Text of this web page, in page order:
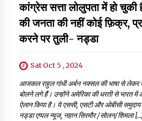
कांग्रेस सत्ता लोलुपता में हो चुकी
की जनता की नहीं कोई फ़िक्र,
करने पर तुली- नड्डा
Sat Oct 5 , 2024
आजकल राहुल गांधी अर्बन नक्सल की भाषा से लेकर
बोलने लगे हैं। उन्होंने अमेरिका की धरती से भारत
ऐलान किया है। ये एससी, एसटी और ओबीसी समुदाय
नड्डा एप्पल न्यूज, नहान सिरमौर /सोलन/शिमला